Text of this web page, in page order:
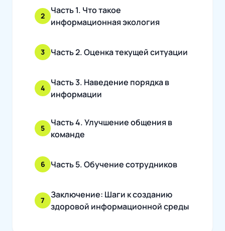
2
Часть 1. Что такое
информационная экология
3 Часть 2. Оценка текущей ситуации
4
Часть 3. Наведение порядка в
информации
5
Часть 4. Улучшение общения в
команде
6 Часть 5. Обучение сотрудников
7
Заключение: Шаги к созданию
здоровой информационной среды